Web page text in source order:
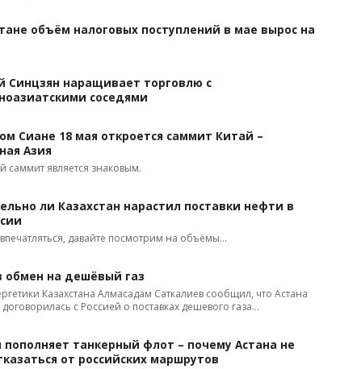
объём налоговых поступлений в мае вырос на
Синцзян наращивает торговлю с
соседями
Сиане 18 мая откроется саммит Китай –
Азия
саммит является знаковым.
ли Казахстан нарастил поставки нефти в
давайте посмотрим на объёмы...
обмен на дешёвый газ
Казахстана Алмасадам Саткалиев сообщил, что Астана
с Россией о поставках дешевого газа...
пополняет танкерный флот – почему Астана не
от российских маршрутов